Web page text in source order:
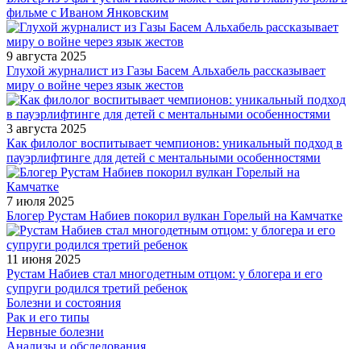
фильме с Иваном Янковским
9 августа 2025
Глухой журналист из Газы Басем Альхабель рассказывает
миру о войне через язык жестов
3 августа 2025
Как филолог воспитывает чемпионов: уникальный подход в
пауэрлифтинге для детей с ментальными особенностями
7 июля 2025
Блогер Рустам Набиев покорил вулкан Горелый на Камчатке
11 июня 2025
Рустам Набиев стал многодетным отцом: у блогера и его
супруги родился третий ребенок
Болезни и состояния
Рак и его типы
Нервные болезни